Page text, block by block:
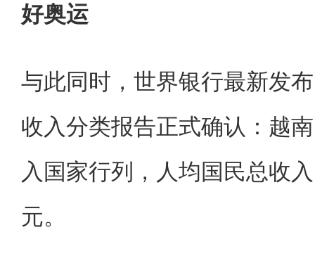
好奥运
与此同时，世界银行最新发
收入分类报告正式确认：越
入国家行列，人均国民总收
元。